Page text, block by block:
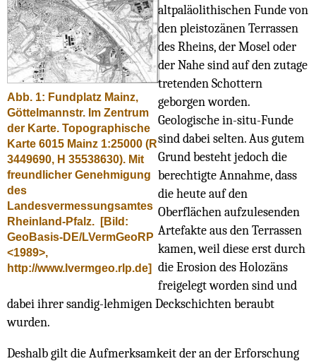
Abb. 1: Fundplatz Mainz,
Göttelmannstr. Im Zentrum
der Karte. Topographische
Karte 6015 Mainz 1:25000 (R
3449690, H 35538630). Mit
freundlicher Genehmigung
des
Landesvermessungsamtes
Rheinland-Pfalz.
[Bild:
GeoBasis-DE/LVermGeoRP
<1989>,
http://www.lvermgeo.rlp.de]
altpaläolithischen Funde von
den pleistozänen Terrassen
des Rheins, der Mosel oder
der Nahe sind auf den zutage
tretenden Schottern
geborgen worden.
Geologische in-situ-Funde
sind dabei selten. Aus gutem
Grund besteht jedoch die
berechtigte Annahme, dass
die heute auf den
Oberflächen aufzulesenden
Artefakte aus den Terrassen
kamen, weil diese erst durch
die Erosion des Holozäns
freigelegt worden sind und
dabei ihrer sandig-lehmigen Deckschichten beraubt
wurden.
Deshalb gilt die Aufmerksamkeit der an der Erforschung